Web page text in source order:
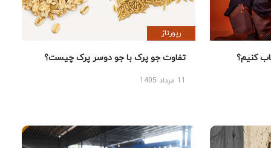
کنیم؟
رپورتاژ
تفاوت جو پرک با جو دوسر پرک چیست؟